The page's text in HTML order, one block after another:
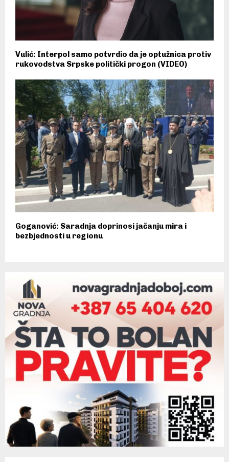
Vulić: Interpol samo potvrdio da je optužnica protiv
rukovodstva Srpske politički progon (VIDEO)
Goganović: Saradnja doprinosi jačanju mira i
bezbjednosti u regionu